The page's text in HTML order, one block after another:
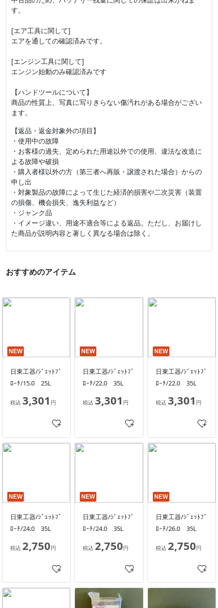
す。
[エア工具に関して]
エアを通しての確認済みです。
[エンジン工具に関して]
エンジン始動のみ確認済みです
【ハンドツールについて】
商品の性質上、写真に写りきらない傷汚れがある場合がござい
ます。
【返品・返金対象外の項目】
・使用中の故障
・お客様の過失、定められた用途以外での使用、違法な改造に
よる故障や破損
・購入者様以外の方（第三者へ再販・譲渡された場合）からの
申し出
・対象製品の故障によって生じた経済的損害や二次災害（装置
の損傷、機会損失、逸失利益など）
・ジャンク品
・イメージ違い、用途不適合等による返品。ただし、お届けし
た商品が説明内容と著しく異なる場合は除く。
おすすめのアイテム
NEW
日東工器/ｼﾞｪｯﾄﾌﾞ
ﾛｰﾁ/15.0 25L
税込 3,301 円
NEW
日東工器/ｼﾞｪｯﾄﾌﾞ
ﾛｰﾁ/22.0 35L
税込3,301 円
NEW
日東工器/ｼﾞｪｯﾄﾌﾞ
ﾛｰﾁ/22.0 35L
税込 3,301 円
NEW
日東工器/ｼﾞｪｯﾄﾌﾞ
ﾛｰﾁ/24.0 35L
税込 2,750円
NEW
日東工器/ｼﾞｪｯﾄﾌﾞ
ﾛｰﾁ/24.0 35L
税込 2,750円
NEW
日東工器/ｼﾞｪｯﾄﾌﾞ
ﾛｰﾁ/26.0 35L
税込 2,750円